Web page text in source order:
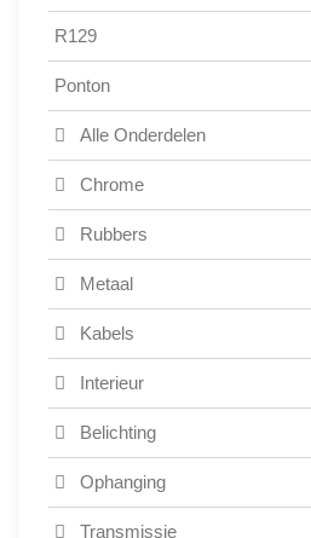
R129
Ponton
Alle Onderdelen
Chrome
Rubbers
Metaal
Kabels
Interieur
Belichting
Ophanging
Transmissie